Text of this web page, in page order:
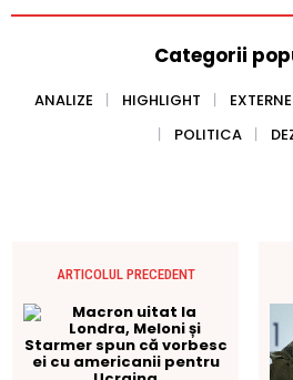
Categorii
ANALIZE HIGHLIGHT EXTERNE
POLITICA
ARTICOLUL PRECEDENT